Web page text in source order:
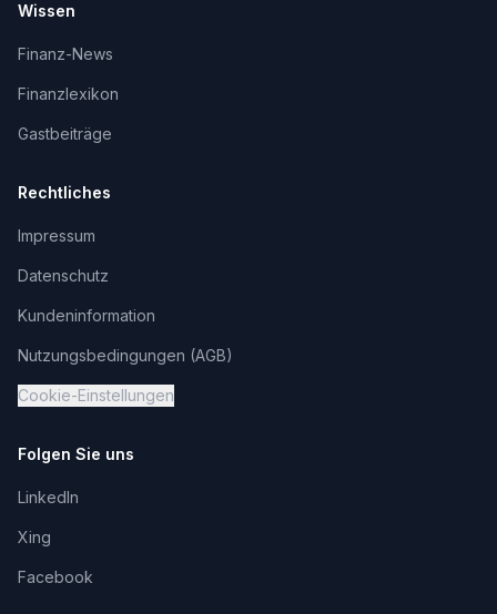
Wissen
Finanz-News
Finanzlexikon
Gastbeiträge
Rechtliches
Impressum
Datenschutz
Kundeninformation
Nutzungsbedingungen (AGB)
Cookie-Einstellungen
Folgen Sie uns
LinkedIn
Xing
Facebook